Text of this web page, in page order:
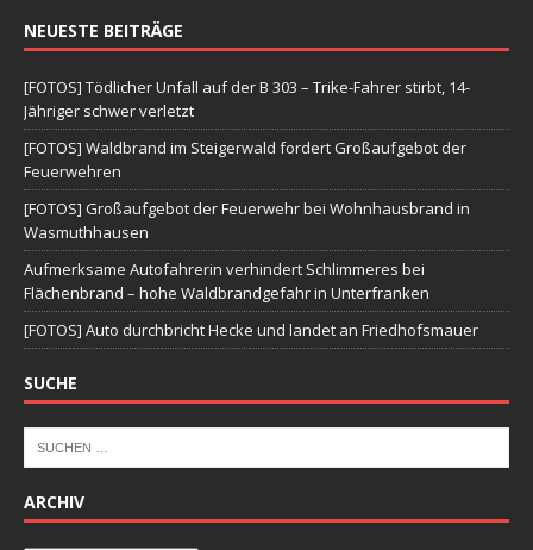
NEUESTE BEITRÄGE
[FOTOS] Tödlicher Unfall auf der B 303 – Trike-Fahrer stirbt, 14-
Jähriger schwer verletzt
[FOTOS] Waldbrand im Steigerwald fordert Großaufgebot der
Feuerwehren
[FOTOS] Großaufgebot der Feuerwehr bei Wohnhausbrand in
Wasmuthhausen
Aufmerksame Autofahrerin verhindert Schlimmeres bei
Flächenbrand – hohe Waldbrandgefahr in Unterfranken
[FOTOS] Auto durchbricht Hecke und landet an Friedhofsmauer
SUCHE
ARCHIV